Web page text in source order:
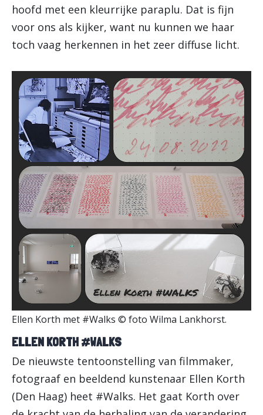
hoofd met een kleurrijke paraplu. Dat is fijn
voor ons als kijker, want nu kunnen we haar
toch vaag herkennen in het zeer diffuse licht.
Ellen Korth met #Walks © foto Wilma Lankhorst.
ELLEN KORTH #WALKS
De nieuwste tentoonstelling van filmmaker,
fotograaf en beeldend kunstenaar Ellen Korth
(Den Haag) heet #Walks. Het gaat Korth over